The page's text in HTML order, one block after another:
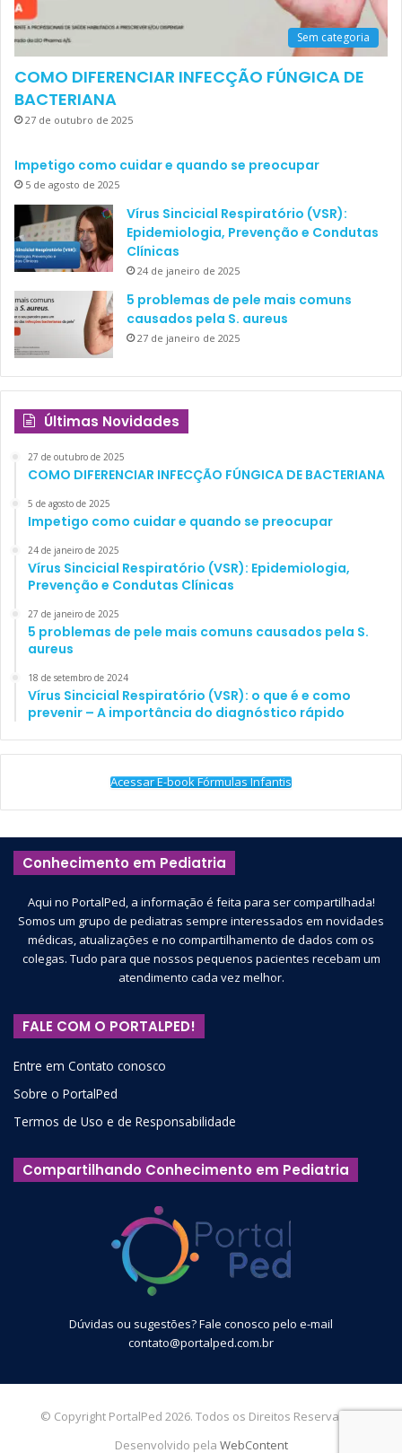
Sem categoria
COMO DIFERENCIAR INFECÇÃO FÚNGICA DE
BACTERIANA
27 de outubro de 2025
Impetigo como cuidar e quando se preocupar
5 de agosto de 2025
Vírus Sincicial Respiratório (VSR):
Epidemiologia, Prevenção e Condutas
Clínicas
24 de janeiro de 2025
5 problemas de pele mais comuns
causados pela S. aureus
27 de janeiro de 2025
Últimas Novidades
27 de outubro de 2025
COMO DIFERENCIAR INFECÇÃO FÚNGICA DE BACTERIANA
5 de agosto de 2025
Impetigo como cuidar e quando se preocupar
24 de janeiro de 2025
Vírus Sincicial Respiratório (VSR): Epidemiologia,
Prevenção e Condutas Clínicas
27 de janeiro de 2025
5 problemas de pele mais comuns causados pela S.
aureus
18 de setembro de 2024
Vírus Sincicial Respiratório (VSR): o que é e como
prevenir – A importância do diagnóstico rápido
Acessar E-book Fórmulas Infantis
Conhecimento em Pediatria
Aqui no PortalPed, a informação é feita para ser compartilhada!
Somos um grupo de pediatras sempre interessados em novidades
médicas, atualizações e no compartilhamento de dados com os
colegas. Tudo para que nossos pequenos pacientes recebam um
atendimento cada vez melhor.
FALE COM O PORTALPED!
Entre em Contato conosco
Sobre o PortalPed
Termos de Uso e de Responsabilidade
Compartilhando Conhecimento em Pediatria
Dúvidas ou sugestões? Fale conosco pelo e-mail
contato@portalped.com.br
© Copyright PortalPed 2026. Todos os Direitos Reservados.
Desenvolvido pela WebContent